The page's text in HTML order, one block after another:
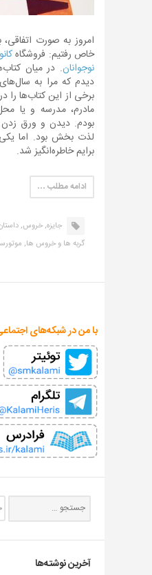
امروز به صورت
خاص رفتیم: فروشگاه
نوجوانان. در میان
دیدم که مرا به
برخی از این کتاب‌ها را
مادرم، مدرسه و یا
بودم. دیدن و ورق زدن
لذت بخش بود. اما
برایم خاطره‌انگیز شد.
ادامه مطلب …
جایزه,خروس,
گربه ها و خروس ها,
با من در شبکه‌های
آخرین نوشته‌ها